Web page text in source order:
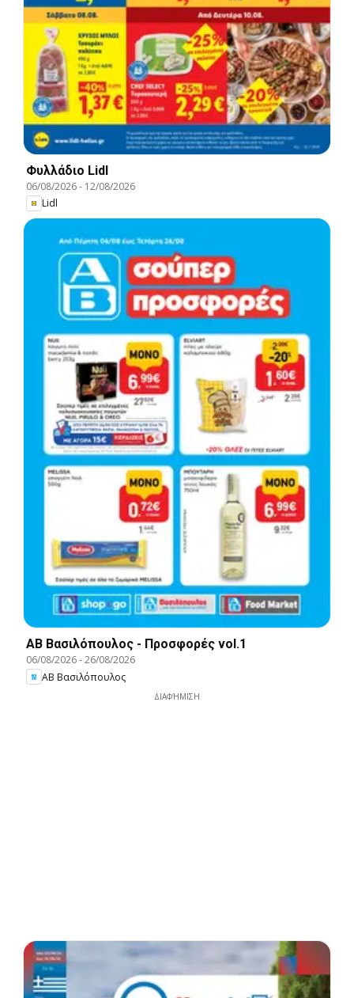
Φυλλάδιο Lidl
06/08/2026- 12/08/2026
Lidl
ΑΒ Βασιλόπουλος - Προσφορές vol.1
06/08/2026-26/08/2026
ΑΒ Βασιλόπουλος
ΔΙΑΦΉΜΙΣΗ